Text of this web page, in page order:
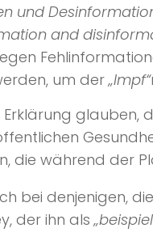
und
and
um der„Impf“
glauben,
die während der
bei denjenigen,
der ihn als